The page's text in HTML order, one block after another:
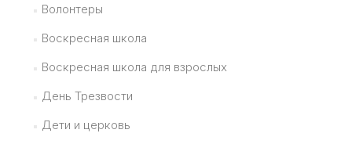
Волонтеры
Воскресная школа
Воскресная школа для взрослых
День Трезвости
Дети и церковь